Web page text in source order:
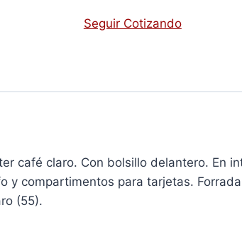
Seguir Cotizando
café claro. Con bolsillo delantero. En
compartimentos para tarjetas.
(55).